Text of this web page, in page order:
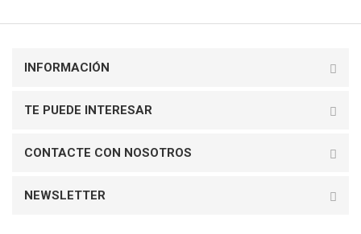
INFORMACIÓN
TE PUEDE INTERESAR
CONTACTE CON NOSOTROS
NEWSLETTER